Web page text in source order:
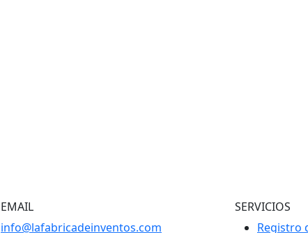
EMAIL
info@lafabricadeinventos.com
SERVICIOS
Registro